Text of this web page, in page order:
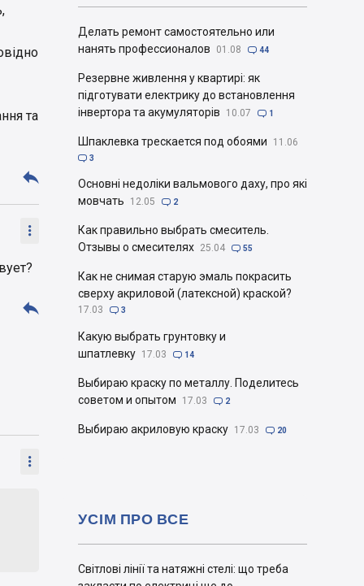
та




Делать ремонт самостоятельно или
нанять профессионалов
01.08  44
Резервне живлення у квартирі: як
підготувати електрику до встановлення
інвертора та акумуляторів
10.07  1
Шпаклевка трескается под обоями 11.06
 3
Основні недоліки вальмового даху, про які
мовчать
12.05  2
Как правильно выбрать смеситель.
Отзывы о смесителях 25.04  55
Как не снимая старую эмаль покрасить
сверху акриловой (латексной) краской?
17.03  3
Какую выбрать грунтовку и
шпатлевку 17.03  14
Выбираю краску по металлу. Поделитесь
советом и опытом
17.03  2
Выбираю акриловую краску 17.03  20
Світлові лінії та натяжні стелі: що треба
УСІМ ПРО ВСЕ